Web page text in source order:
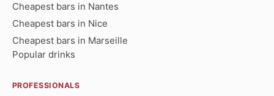
Cheapest bars in Nantes
Cheapest bars in Nice
Cheapest bars in Marseille
Popular drinks
PROFESSIONALS